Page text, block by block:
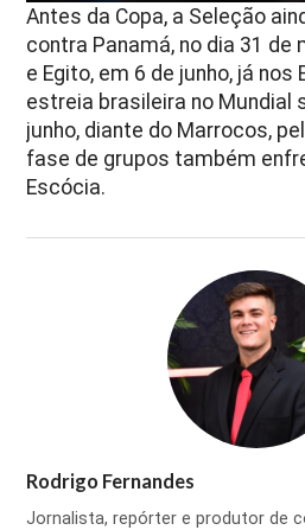
Antes da Copa, a Seleção
contra Panamá, no dia 31 de
e Egito, em 6 de junho, já nos
estreia brasileira no Mundial
junho, diante do Marrocos,
fase de grupos também
Escócia.
Rodrigo Fernandes
Jornalista, repórter e produtor de